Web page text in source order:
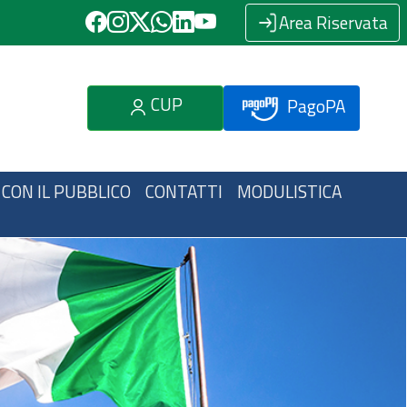
Area Riservata
CUP PagoPA
IL PUBBLICO CONTATTI MODULISTICA